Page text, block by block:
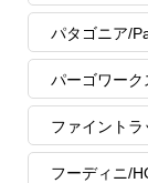
パタゴニア/
パーゴワー
ファイント
フーディニ/